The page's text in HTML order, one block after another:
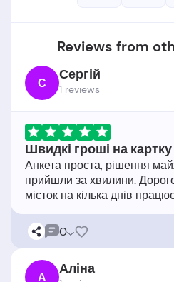
Reviews from
С Сергій
1 reviews
Швидкі гроші на картку
Анкета проста, рішення
прийшли за хвилини.
0
А Аліна